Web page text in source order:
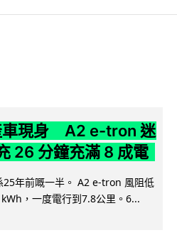
車現身 A2 e-tron 迷
26 分鐘充滿 8 成電
年前嘅一半。 A2 e-tron 風阻低
，一度電行到7.8公里。6...